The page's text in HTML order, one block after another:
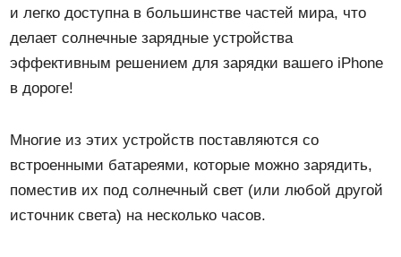
и легко доступна в большинстве частей мира, что
делает солнечные зарядные устройства
эффективным решением для зарядки вашего iPhone
в дороге!
Многие из этих устройств поставляются со
встроенными батареями, которые можно зарядить,
поместив их под солнечный свет (или любой другой
источник света) на несколько часов.